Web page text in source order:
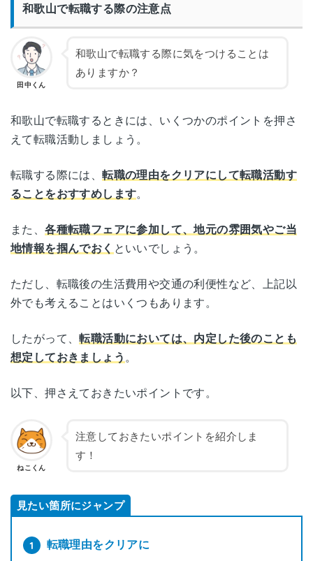
和歌山で転職する際の注意点
田中くん
和歌山で転職する際に気をつけることは
ありますか？
和歌山で転職するときには、いくつかのポイントを押さ
えて転職活動しましょう。
転職する際には、転職の理由をクリアにして転職活動す
ることをおすすめします。
また、各種転職フェアに参加して、地元の雰囲気やご当
地情報を掴んでおく といいでしょう。
ただし、転職後の生活費用や交通の利便性など、上記以
外でも考えることはいくつもあります。
したがって、転職活動においては、内定した後のことも
想定しておきましょう 。
以下、押さえておきたいポイントです。
ねこくん
注意しておきたいポイントを紹介しま
す！
見たい箇所にジャンプ
転職理由をクリアに